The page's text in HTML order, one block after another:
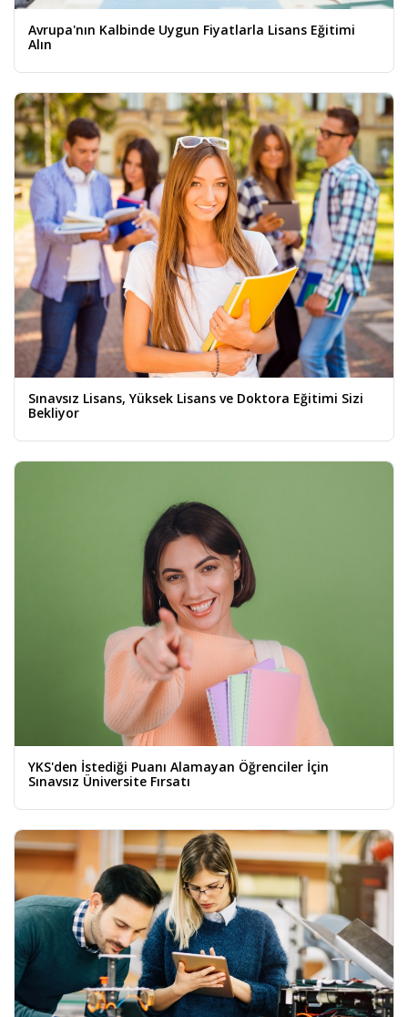
Avrupa'nın Kalbinde Uygun Fiyatlarla Lisans Eğitimi
Alın
Sınavsız Lisans, Yüksek Lisans ve Doktora Eğitimi Sizi
Bekliyor
YKS'den İstediği Puanı Alamayan Öğrenciler İçin
Sınavsız Üniversite Fırsatı